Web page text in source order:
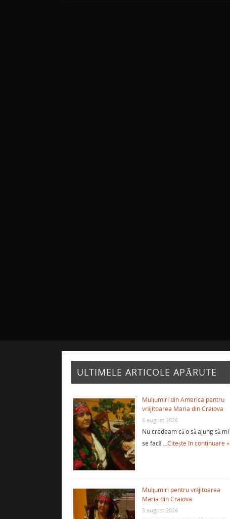
ULTIMELE ARTICOLE APĂRUTE
Mulţumiri din America pentru
vrăjitoarea Maria din Craiova
6 august 2026
Nu credeam că o să ajung să mi
se facă …Citește în continuare »
Mulţumiri pentru vrăjitoarea
Maria din Craiova
5 august 2026